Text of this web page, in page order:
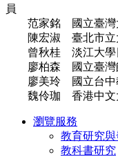
員
范家銘 國立臺灣
陳宏淑 臺北市立
曾秋桂 淡江大學
廖柏森 國立臺灣
廖美玲 國立台中
魏伶珈 香港中文
瀏覽服務
教育研究與
教科書研究